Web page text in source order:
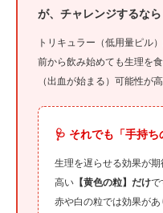
が、チャレンジするな
トリキュラー（低用量ピル
前から飲み始めても生理を
（出血が始まる）可能性が
🩺 それでも「手持
生理を遅らせる効果が
高い 【黄色の粒】だけで
赤や白の粒では効果があ